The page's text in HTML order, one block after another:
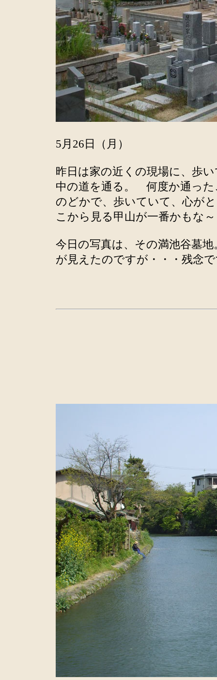
5月26日（月）
昨日は家の近くの現場に、歩
中の道を通る。 何度か通っ
のどかで、歩いていて、心が
こから見る甲山が一番かもな～
今日の写真は、その満池谷墓
が見えたのですが・・・残念